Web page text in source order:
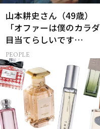
山本耕史さん（49歳）
「オファーは僕のカラダ
目当てらしいです
（笑）」全編英語ミュー
ジカルへの挑戦
PEOPLE